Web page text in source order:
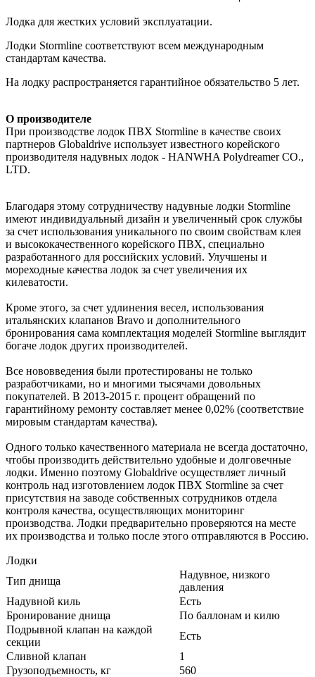
Лодка для жестких условий эксплуатации.
Лодки Stormline соответствуют всем международным
стандартам качества.
На лодку распространяется гарантийное обязательство 5 лет.
О производителе
При производстве лодок ПВХ Stormline в качестве своих
партнеров Globaldrive использует известного корейского
производителя надувных лодок - HANWHA Polydreamer CO.,
LTD.
Благодаря этому сотрудничеству надувные лодки Stormline
имеют индивидуальный дизайн и увеличенный срок службы
за счет использования уникального по своим свойствам клея
и высококачественного корейского ПВХ, специально
разработанного для российских условий. Улучшены и
мореходные качества лодок за счет увеличения их
килеватости.
Кроме этого, за счет удлинения весел, использования
итальянских клапанов Bravo и дополнительного
бронирования сама комплектация моделей Stormline выглядит
богаче лодок других производителей.
Все нововведения были протестированы не только
разработчиками, но и многими тысячами довольных
покупателей. В 2013-2015 г. процент обращений по
гарантийному ремонту составляет менее 0,02% (соответствие
мировым стандартам качества).
Одного только качественного материала не всегда достаточно,
чтобы производить действительно удобные и долговечные
лодки. Именно поэтому Globaldrive осуществляет личный
контроль над изготовлением лодок ПВХ Stormline за счет
присутствия на заводе собственных сотрудников отдела
контроля качества, осуществляющих мониторинг
производства. Лодки предварительно проверяются на месте
их производства и только после этого отправляются в Россию.
Лодки
Тип днища
Надувное, низкого
давления
Надувной киль
Есть
Бронирование днища
По баллонам и килю
Подрывной клапан на каждой
секции
Есть
Сливной клапан
1
Грузоподъемность, кг
560